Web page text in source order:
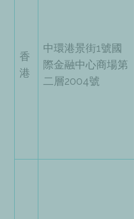
香
港
中環港景街1號國
際金融中心商場第
二層2004號